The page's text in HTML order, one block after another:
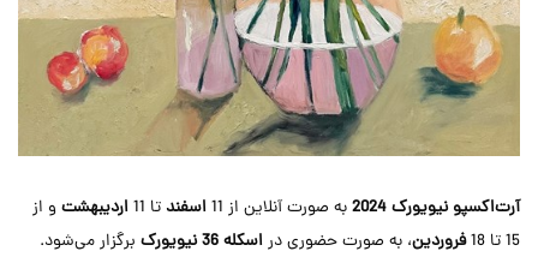
آرت‌اکسپو نیویورک 2024 به صورت آنلاین از 11 اسفند تا 11 اردیبهشتو از
15 تا 18
فروردین، به صورت حضوری دراسکله 36 نیویورک
برگزار می‌شود.